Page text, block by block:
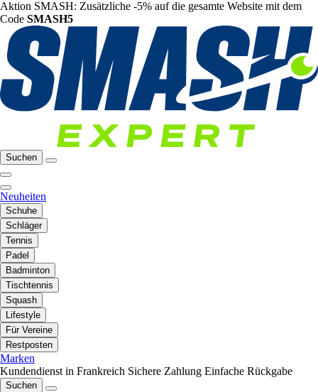
Aktion SMASH: Zusätzliche -5% auf die gesamte Website mit dem
Code SMASH5
Suchen
Neuheiten
Schuhe
Schläger
Tennis
Padel
Badminton
Tischtennis
Squash
Lifestyle
Für Vereine
Restposten
Marken
Kundendienst in Frankreich Sichere Zahlung Einfache Rückgabe
Suchen